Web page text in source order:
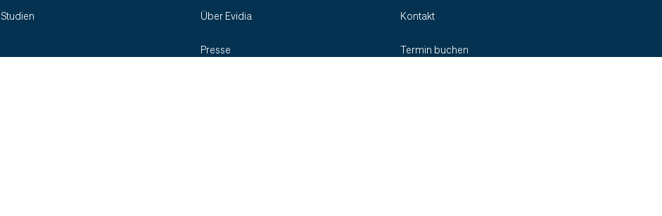
Studien Über Evidia
Presse
Kontakt
Termin buchen